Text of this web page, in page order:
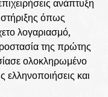
ανάπτυξη
όπως
λογαριασμό,
της πρώτης
ολοκληρωμένο
ελληνοποιήσεις και